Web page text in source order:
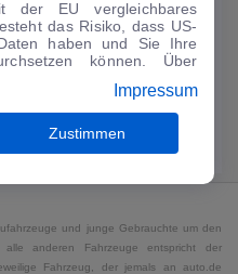
Details
Rate anpassen
CO₂-Emissionen komb. 123 g/km
und junge Gebrauchte um den
anderen Fahrzeuge entspricht der
Fahrzeug, der jemals an auto.de
der EU vergleichbares
das Risiko, dass US-
haben und Sie Ihre
können. Über
jederzeit im Bereich
Informationen finden
.
Impressum
Zustimmen